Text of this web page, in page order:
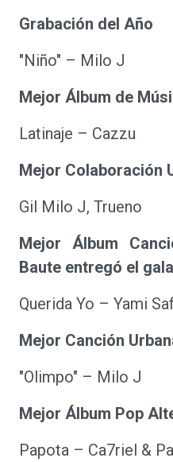
Grabación del Año
"Niño" – Milo J
Mejor Álbum de
Latinaje – Cazzu
Mejor Colaboración
Gil Milo J, Trueno
Mejor Álbum
Baute entregó el
Querida Yo – Yami
Mejor Canción
"Olimpo" – Milo J
Mejor Álbum Pop
Papota – Ca7riel &